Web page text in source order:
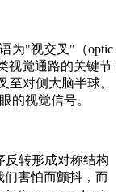
为"视交叉"（optic
视觉通路的关键节
至对侧大脑半球。
的视觉信号。
反转形成对称结构
们害怕而颤抖，而